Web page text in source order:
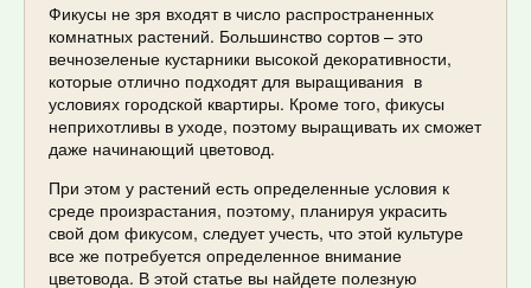
Фикусы не зря входят в число распространенных
комнатных растений. Большинство сортов – это
вечнозеленые кустарники высокой декоративности,
которые отлично подходят для выращивания в
условиях городской квартиры. Кроме того, фикусы
неприхотливы в уходе, поэтому выращивать их сможет
даже начинающий цветовод.
При этом у растений есть определенные условия к
среде произрастания, поэтому, планируя украсить
свой дом фикусом, следует учесть, что этой культуре
все же потребуется определенное внимание
цветовода. В этой статье вы найдете полезную